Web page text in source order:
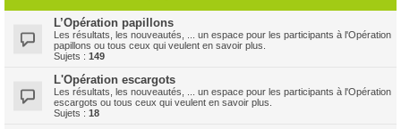
L’Opération papillons
Les résultats, les nouveautés, ... un espace pour les participants à l'Opération
papillons ou tous ceux qui veulent en savoir plus.
Sujets : 149
L'Opération escargots
Les résultats, les nouveautés, ... un espace pour les participants à l'Opération
escargots ou tous ceux qui veulent en savoir plus.
Sujets : 18